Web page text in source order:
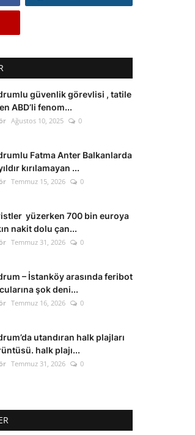
güvenlik görevlisi , tatile
ABD’li fenom...
Ağustos 10, 2025 0
Fatma Anter Balkanlarda
kırılamayan ...
Temmuz 15, 2026 0
yüzerken 700 bin euroya
nakit dolu çan...
Temmuz 31, 2026 0
– İstanköy arasında feribot
şok deni...
Temmuz 16, 2026 0
utandıran halk plajları
halk plajı...
Temmuz 31, 2026 0